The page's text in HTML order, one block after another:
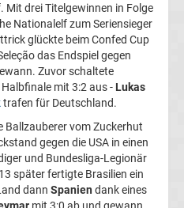
Mit drei Titelgewinnen in Folge
Nationalelf zum Seriensieger
glückte beim Confed Cup
das Endspiel gegen
Zuvor schaltete
mit 3:2 aus - Lukas
trafen für Deutschland.
Ballzauberer vom Zuckerhut
gegen die USA in einen
und Bundesliga-Legionär
später fertigte Brasilien ein
dann Spanien dank eines